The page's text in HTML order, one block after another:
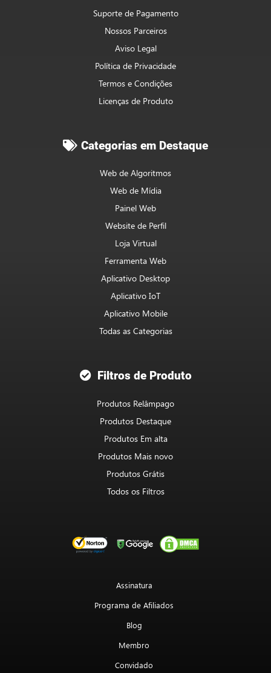
Suporte de Pagamento
Nossos Parceiros
Aviso Legal
Política de Privacidade
Termos e Condições
Licenças de Produto
Categorias em Destaque
Web de Algoritmos
Web de Mídia
Painel Web
Website de Perfil
Loja Virtual
Ferramenta Web
Aplicativo Desktop
Aplicativo IoT
Aplicativo Mobile
Todas as Categorias
Filtros de Produto
Produtos Relâmpago
Produtos Destaque
Produtos Em alta
Produtos Mais novo
Produtos Grátis
Todos os Filtros
Assinatura
Programa de Afiliados
Blog
Membro
Convidado